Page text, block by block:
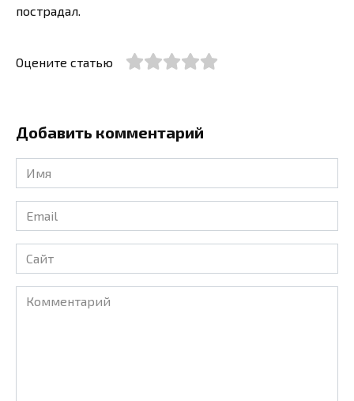
пострадал.
Оцените статью
Добавить комментарий
Имя
*
Email
*
Сайт
Комментарий